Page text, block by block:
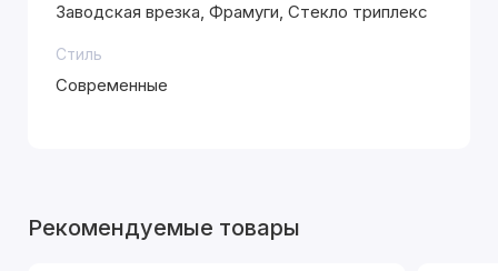
Заводская врезка, Фрамуги, Стекло триплекс
Стиль
Современные
Рекомендуемые товары